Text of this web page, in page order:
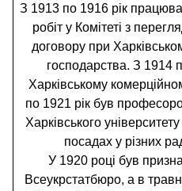
З 1913 по 1916 рік
робіт у Комітеті з
договору при
господарства. З 1914
Харківському
по 1921 рік був
Харківського
посадах у різних
У 1920 році був
Всеукрстатбюро, а в